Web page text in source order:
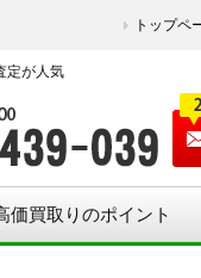
トップペ
定が人気
価買取りのポイント